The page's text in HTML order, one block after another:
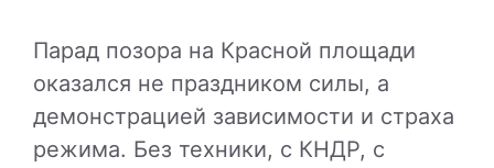
Парад позора на Красной площади
оказался не праздником силы, а
демонстрацией зависимости и страха
режима. Без техники, с КНДР, с